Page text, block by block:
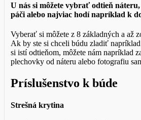
U nás si môžete vybrať odtieň
páči alebo najviac hodí napríklad k
Vyberať si môžete z 8 základných a až
Ak by ste si chceli búdu zladiť
si istí odtieňom, môžete nám napríklad
plechovky od náteru alebo fotografiu
Príslušenstvo k búde
Strešná krytina